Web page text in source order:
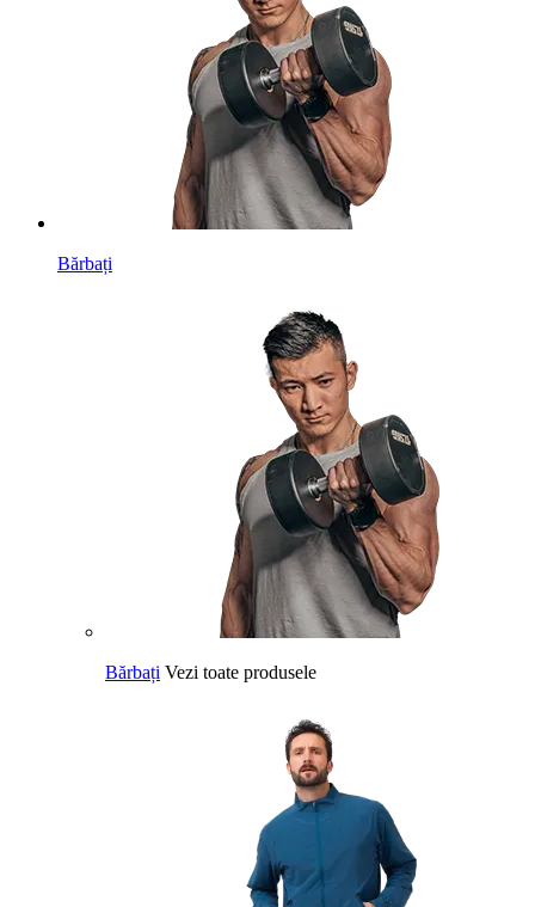
Bărbați
Bărbați Vezi toate produsele